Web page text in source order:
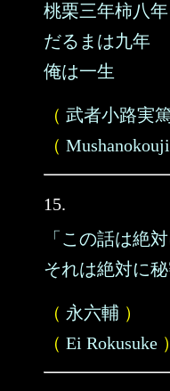
桃栗三年柿八年
だるまは九年
俺は一生
（ 武者小路実
（
15.
「この話は絶
それは絶対に
（ 永六輔 ）
（ Ei Rokusuke ）